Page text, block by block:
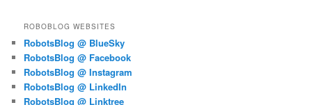
ROBOBLOG WEBSITES
RobotsBlog @ BlueSky
RobotsBlog @ Facebook
RobotsBlog @ Instagram
RobotsBlog @ LinkedIn
RobotsBlog @ Linktree